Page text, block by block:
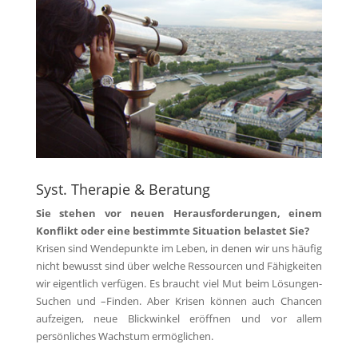
Syst. Therapie & Beratung
Sie stehen vor neuen Herausforderungen, einem
Konflikt oder eine bestimmte Situation belastet Sie?
Krisen sind Wendepunkte im Leben, in denen wir uns häufig
nicht bewusst sind über welche Ressourcen und Fähigkeiten
wir eigentlich verfügen. Es braucht viel Mut beim Lösungen-
Suchen und –Finden. Aber Krisen können auch Chancen
aufzeigen, neue Blickwinkel eröffnen und vor allem
persönliches Wachstum ermöglichen.